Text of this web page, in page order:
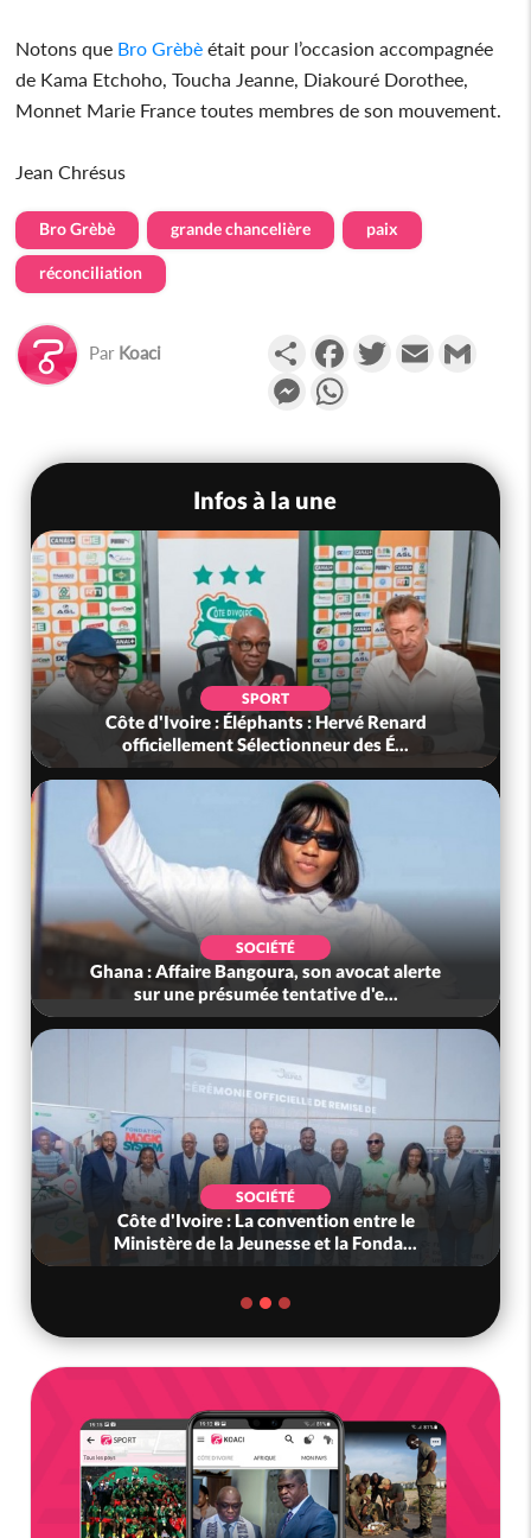
Notons que Bro Grèbè était pour l’occasion accompagnée
de Kama Etchoho, Toucha Jeanne, Diakouré Dorothee,
Monnet Marie France toutes membres de son mouvement.
Jean Chrésus
Bro Grèbè grande chancelière paix
réconciliation
Par Koaci PartagerFacebookTwitterEmail
Messenger
Infos à la une
SPORT
: Éléphants : Hervé Renard
Sélectionneur des É...
SOCIÉTÉ
Bangoura, son avocat alerte
présumée tentative d'e...
SOCIÉTÉ
: La convention entre le
la Jeunesse et la Fonda...
Côte d'Ivoire :
ventes soldes
Nigeria : Le Togo
acheteurs
Côte d'Ivoire :
gouvernement